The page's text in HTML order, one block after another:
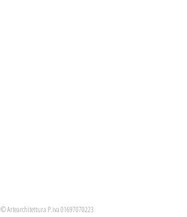
© Artearchitettura P.iva 01697070223